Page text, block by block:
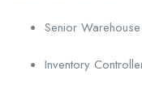
Senior
Inventory